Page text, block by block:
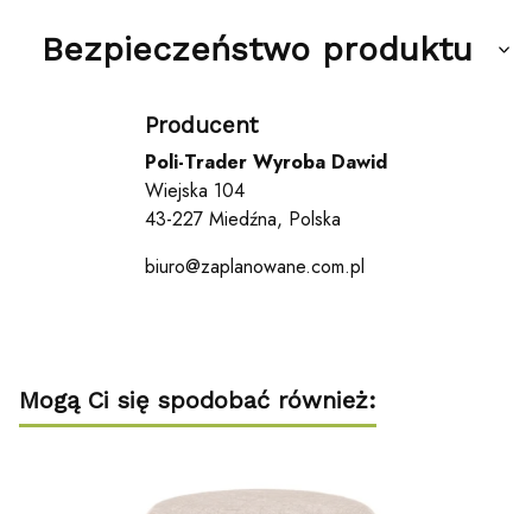
Bezpieczeństwo produktu
Producent
Poli-Trader Wyroba Dawid
Wiejska 104
43-227 Miedźna, Polska
biuro@zaplanowane.com.pl
Mogą Ci się spodobać również: